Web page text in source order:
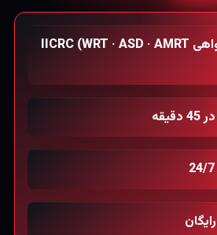
شرکت دارای گواهی IICRC (WRT · ASD · AMRT